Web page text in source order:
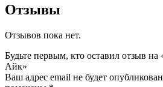
Отзывы
Отзывов пока нет.
Будьте первым, кто оставил отзыв
Айк»
Ваш адрес email не будет